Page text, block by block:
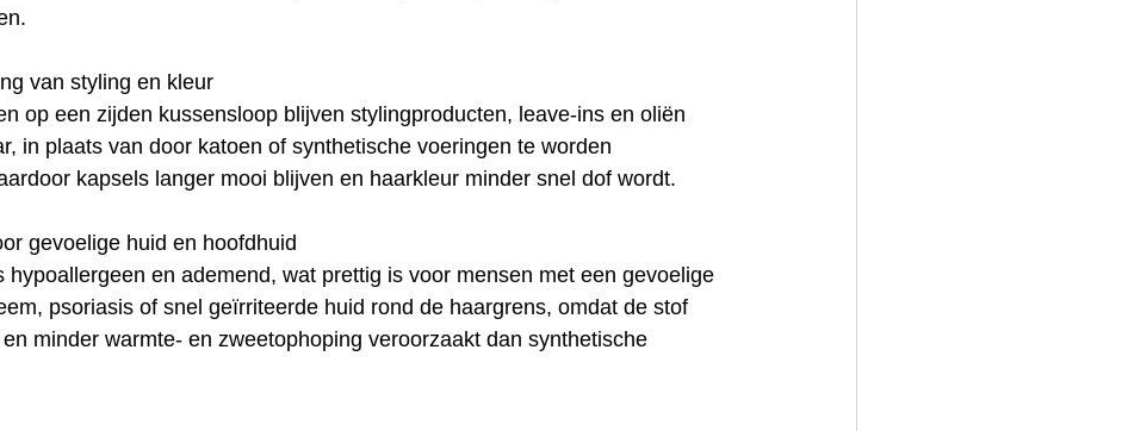
van styling en kleur
op een zijden kussensloop blijven stylingproducten, leave‑ins en oliën
in plaats van door katoen of synthetische voeringen te worden
kapsels langer mooi blijven en haarkleur minder snel dof wordt.
gevoelige huid en hoofdhuid
hypoallergeen en ademend, wat prettig is voor mensen met een gevoelige
psoriasis of snel geïrriteerde huid rond de haargrens, omdat de stof
minder warmte‑ en zweetophoping veroorzaakt dan synthetische